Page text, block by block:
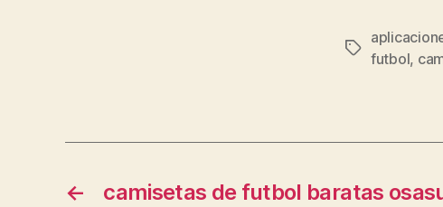
Etiquetas
futbol,
← camisetas de futbol baratas